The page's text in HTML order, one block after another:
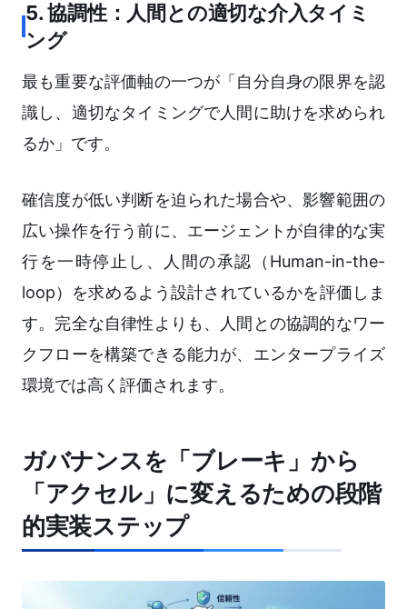
5. 協調性：人間との適切な介入タイミ
ング
最も重要な評価軸の一つが「自分自身の限界を認
識し、適切なタイミングで人間に助けを求められ
るか」です。
確信度が低い判断を迫られた場合や、影響範囲の
広い操作を行う前に、エージェントが自律的な実
行を一時停止し、人間の承認（Human-in-the-
loop）を求めるよう設計されているかを評価しま
す。完全な自律性よりも、人間との協調的なワー
クフローを構築できる能力が、エンタープライズ
環境では高く評価されます。
ガバナンスを「ブレーキ」から
「アクセル」に変えるための段階
的実装ステップ